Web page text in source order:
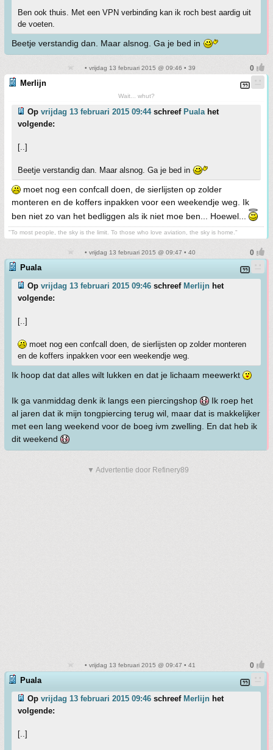
Ben ook thuis. Met een VPN verbinding kan ik roch best aardig uit
de voeten.
Beetje verstandig dan. Maar alsnog. Ga je bed in
• vrijdag 13 februari 2015 @ 09:46 • 39
Merlijn
Wait... whut?
Op vrijdag 13 februari 2015 09:44schreef Pualahet
volgende:
[..]
Beetje verstandig dan. Maar alsnog. Ga je bed in
moet nog een confcall doen, de sierlijsten op zolder
monteren en de koffers inpakken voor een weekendje weg. Ik
ben niet zo van het bedliggen als ik niet moe ben... Hoewel...
"To most people, the sky is the limit. To those who love aviation, the sky is home."
• vrijdag 13 februari 2015 @ 09:47 • 40
Puala
Op vrijdag 13 februari 2015 09:46 schreef Merlijn het
volgende:
[..]
moet nog een confcall doen, de sierlijsten op zolder monteren
en de koffers inpakken voor een weekendje weg.
Ik hoop dat dat alles wilt lukken en dat je lichaam meewerkt
Ik ga vanmiddag denk ik langs een piercingshop
Ik roep het
al jaren dat ik mijn tongpiercing terug wil, maar dat is makkelijker
met een lang weekend voor de boeg ivm zwelling. En dat heb ik
dit weekend
▼ Advertentie door Refinery89
• vrijdag 13 februari 2015 @ 09:47 • 41
Puala
Op vrijdag 13 februari 2015 09:46 schreef Merlijn het
volgende:
[..]